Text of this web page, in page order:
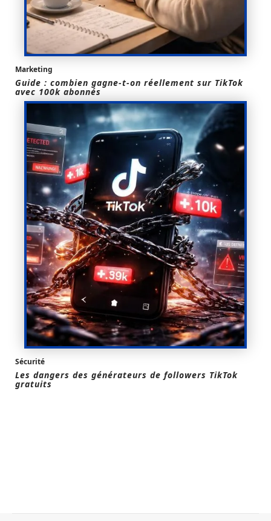
Marketing
Guide : combien gagne-t-on réellement sur TikTok
avec 100k abonnés
Sécurité
Les dangers des générateurs de followers TikTok
gratuits